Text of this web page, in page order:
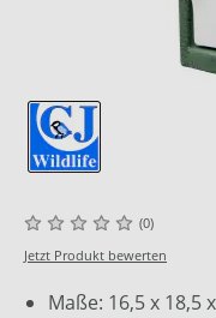
(0)
Jetzt Produkt bewerten
Maße: 16,5 x 18,5